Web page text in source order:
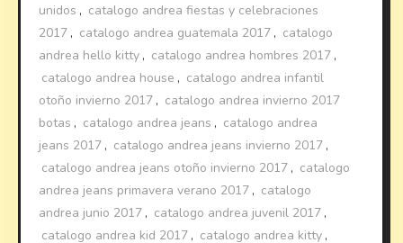
unidos , catalogo andrea fiestas y celebraciones
2017 , catalogo andrea guatemala 2017 , catalogo
andrea hello kitty , catalogo andrea hombres 2017 ,
catalogo andrea house , catalogo andrea infantil
otoño invierno 2017 , catalogo andrea invierno 2017
botas , catalogo andrea jeans , catalogo andrea
jeans 2017 , catalogo andrea jeans invierno 2017 ,
catalogo andrea jeans otoño invierno 2017 , catalogo
andrea jeans primavera verano 2017 , catalogo
andrea junio 2017 , catalogo andrea juvenil 2017 ,
catalogo andrea kid 2017 , catalogo andrea kitty ,